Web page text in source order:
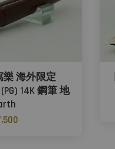
樂 海外限定
14K 鋼筆 地